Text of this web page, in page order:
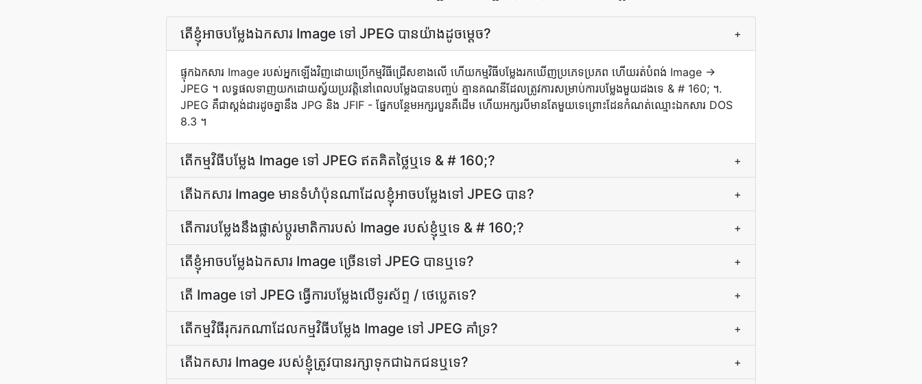
តើ​ខ្ញុំ​អាច​បម្លែង​ឯកសារ Image ទៅ JPEG បាន​យ៉ាង​ដូចម្តេច? +
ផ្ទុក​ឯកសារ Image របស់អ្នក​ឡើង​វិញ​ដោយ​ប្រើ​កម្មវិធី​ជ្រើស​ខាង​លើ ហើយ​កម្មវិធី​បម្លែង​រកឃើញ​ប្រភេទ​ប្រភព ហើយ​រត់​បំពង់ Image →
JPEG ។ លទ្ធផល​ទាញយក​ដោយ​ស្វ័យប្រវត្តិ​នៅពេល​បម្លែង​បាន​បញ្ចប់​ គ្មាន​គណនី​ដែល​ត្រូវការ​សម្រាប់​ការ​បម្លែង​មួយ​ដង​ទេ & # 160; ។.
JPEG គឺ​ជា​ស្តង់ដារ​ដូចគ្នា​នឹង JPG និង JFIF - ផ្នែក​បន្ថែម​អក្សរ​បួន​គឺ​ដើម ហើយ​អក្សរ​បី​មាន​តែ​មួយ​ទេ​ព្រោះ​ដែន​កំណត់​ឈ្មោះ​ឯកសារ DOS
8.3 ។
តើ​កម្មវិធី​បម្លែង Image ទៅ JPEG ឥតគិតថ្លៃ​ឬ​ទេ & # 160;? +
តើ​ឯកសារ Image មាន​ទំហំ​ប៉ុនណា​ដែល​ខ្ញុំ​អាច​បម្លែង​ទៅ JPEG បាន​? +
តើ​ការ​បម្លែង​នឹង​ផ្លាស់ប្ដូរ​មាតិកា​របស់ Image របស់​ខ្ញុំ​ឬទេ & # 160;? +
តើ​ខ្ញុំ​អាច​បម្លែង​ឯកសារ Image ច្រើន​ទៅ JPEG បាន​ឬ​ទេ? +
តើ Image ទៅ JPEG ធ្វើការបម្លែងលើទូរស័ព្ទ / ថេប្លេតទេ? +
តើ​កម្មវិធី​រុករក​ណា​ដែល​កម្មវិធី​បម្លែង Image ទៅ JPEG គាំទ្រ? +
តើ​ឯកសារ Image របស់​ខ្ញុំ​ត្រូវ​បាន​រក្សា​ទុក​ជា​ឯកជន​ឬ​ទេ? +